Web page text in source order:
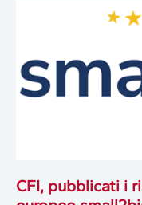
CFI, pubblicati i